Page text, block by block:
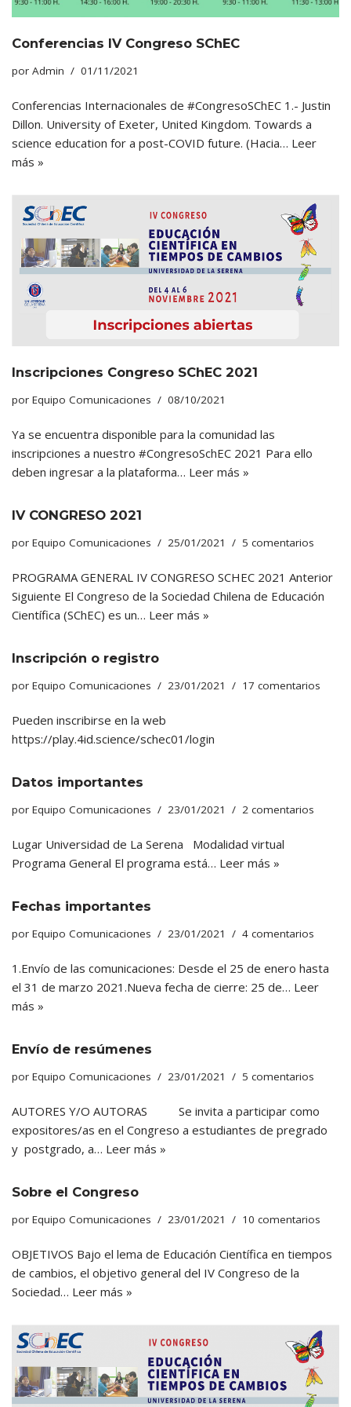
Conferencias IV Congreso SChEC
por Admin 01/11/2021
Conferencias Internacionales de #CongresoSChEC 1.- Justin
Dillon. University of Exeter, United Kingdom. Towards a
science education for a post-COVID future. (Hacia… Leer
más »
Inscripciones Congreso SChEC 2021
por Equipo Comunicaciones 08/10/2021
Ya se encuentra disponible para la comunidad las
inscripciones a nuestro #CongresoSchEC 2021 Para ello
deben ingresar a la plataforma… Leer más »
IV CONGRESO 2021
por Equipo Comunicaciones 25/01/2021 5 comentarios
PROGRAMA GENERAL IV CONGRESO SCHEC 2021 Anterior
Siguiente El Congreso de la Sociedad Chilena de Educación
Científica (SChEC) es un… Leer más »
Inscripción o registro
por Equipo Comunicaciones 23/01/2021 17 comentarios
Pueden inscribirse en la web
https://play.4id.science/schec01/login
Datos importantes
por Equipo Comunicaciones 23/01/2021 2 comentarios
Lugar Universidad de La Serena Modalidad virtual
Programa General El programa está… Leer más »
Fechas importantes
por Equipo Comunicaciones 23/01/2021 4 comentarios
1.Envío de las comunicaciones: Desde el 25 de enero hasta
el 31 de marzo 2021.Nueva fecha de cierre: 25 de… Leer
más »
Envío de resúmenes
por Equipo Comunicaciones 23/01/2021 5 comentarios
AUTORES Y/O AUTORAS Se invita a participar como
expositores/as en el Congreso a estudiantes de pregrado
y postgrado, a… Leer más »
Sobre el Congreso
por Equipo Comunicaciones 23/01/2021 10 comentarios
OBJETIVOS Bajo el lema de Educación Científica en tiempos
de cambios, el objetivo general del IV Congreso de la
Sociedad… Leer más »